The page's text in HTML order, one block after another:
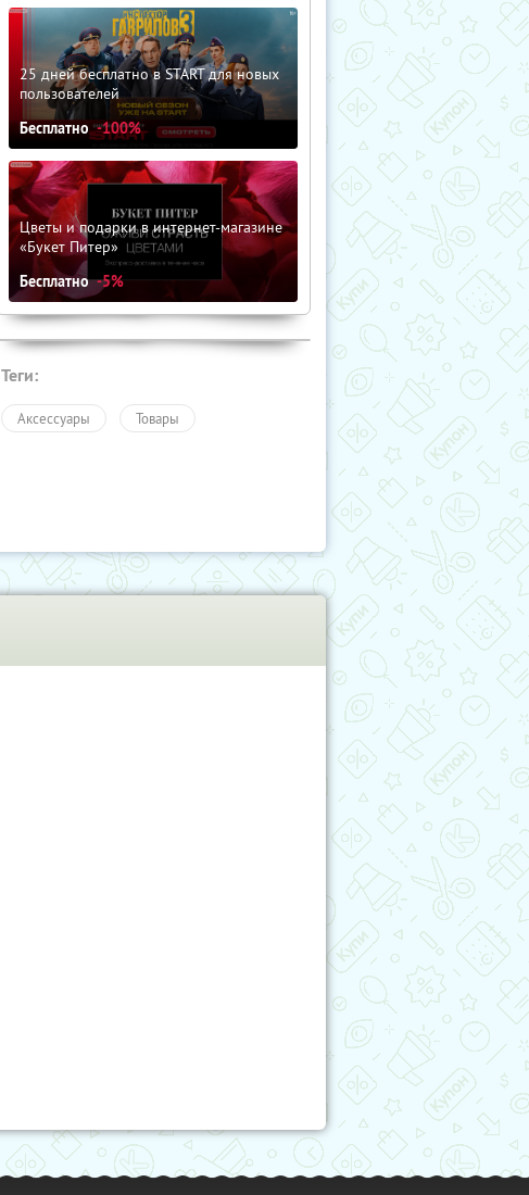
25 дней бесплатно в START для новых
пользователей
Бесплатно -100%
Цветы и подарки в интернет-магазине
«Букет Питер»
Бесплатно -5%
Теги:
Аксессуары Товары